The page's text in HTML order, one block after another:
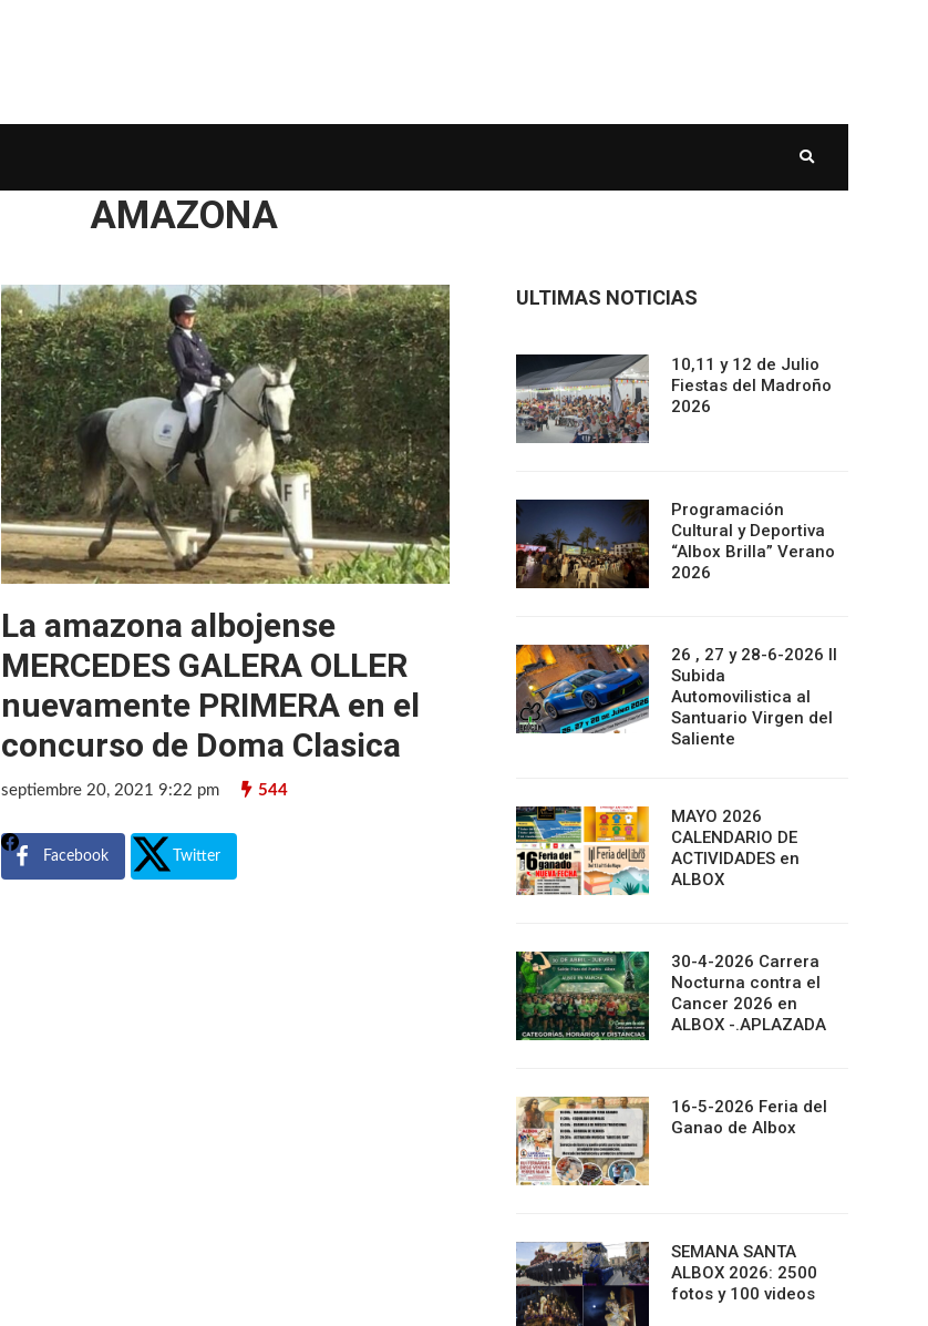
AMAZONA
La amazona albojense
MERCEDES GALERA OLLER
nuevamente PRIMERA en el
concurso de Doma Clasica
septiembre 20, 2021 9:22 pm 544
Facebook Twitter
ULTIMAS NOTICIAS
10,11 y 12 de Julio
Fiestas del Madroño
2026
Programación
Cultural y Deportiva
“Albox Brilla” Verano
2026
26 , 27 y 28-6-2026 II
Subida
Automovilistica al
Santuario Virgen del
Saliente
MAYO 2026
CALENDARIO DE
ACTIVIDADES en
ALBOX
30-4-2026 Carrera
Nocturna contra el
Cancer 2026 en
ALBOX -.APLAZADA
16-5-2026 Feria del
Ganao de Albox
SEMANA SANTA
ALBOX 2026: 2500
fotos y 100 videos